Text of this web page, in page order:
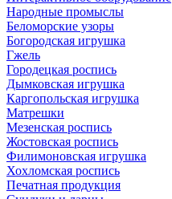
Народные промыслы
Беломорские узоры
Богородская игрушка
Гжель
Городецкая роспись
Дымковская игрушка
Каргопольская игрушка
Матрешки
Мезенская роспись
Жостовская роспись
Филимоновская игрушка
Хохломская роспись
Печатная продукция